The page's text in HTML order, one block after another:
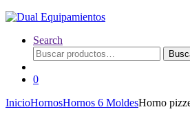
Search
Buscar
por:
0
InicioHornosHornos 6 MoldesHorno